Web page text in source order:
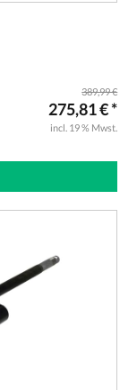
389,99 €
275,81 € *
incl. 19 % Mwst.